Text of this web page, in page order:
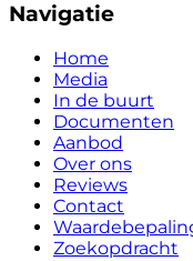
Navigatie
Home
Media
In de buurt
Documenten
Aanbod
Over ons
Reviews
Contact
Zoekopdracht